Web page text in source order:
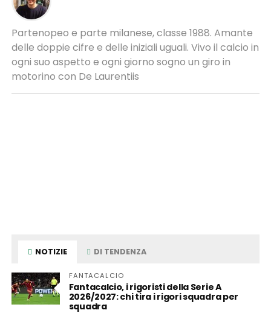
Partenopeo e parte milanese, classe 1988. Amante
delle doppie cifre e delle iniziali uguali. Vivo il calcio in
ogni suo aspetto e ogni giorno sogno un giro in
motorino con De Laurentiis
NOTIZIE DI TENDENZA
FANTACALCIO
Fantacalcio, i rigoristi della Serie A
2026/2027: chi tira i rigori squadra per
squadra